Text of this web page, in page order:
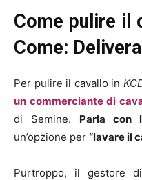
Come pulire il
Come:
Per pulire il cavallo in
un commerciante di
di Semine. Parla con
un’opzione per “lavare il
Purtroppo, il gestore